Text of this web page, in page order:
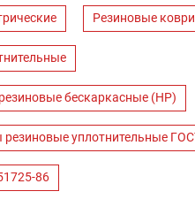
Резиновые
бескаркасные (НР)
уплотнительные
86